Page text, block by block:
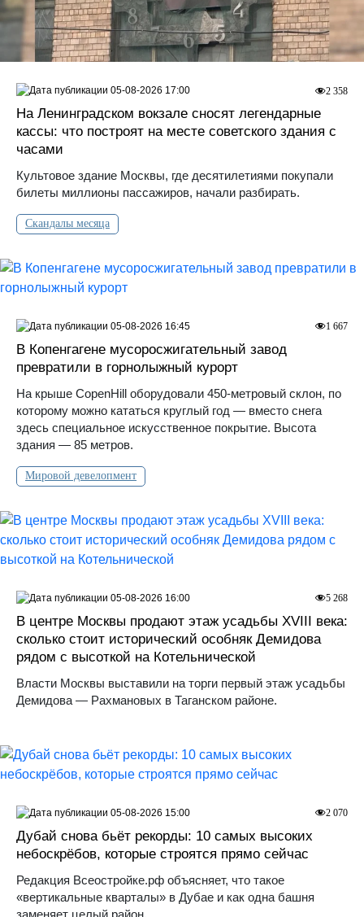
На Ленинградском вокзале сносят легендарные
кассы: что построят на месте советского здания с
часами
Культовое здание Москвы, где десятилетиями покупали
билеты миллионы пассажиров, начали разбирать.
Скандалы месяца
2 358
05-08-2026 17:00
В Копенгагене мусоросжигательный завод
превратили в горнолыжный курорт
На крыше CopenHill оборудовали 450-метровый склон, по
которому можно кататься круглый год — вместо снега
здесь специальное искусственное покрытие. Высота
здания — 85 метров.
Мировой девелопмент
1 667
05-08-2026 16:45
В центре Москвы продают этаж усадьбы XVIII века:
сколько стоит исторический особняк Демидова
рядом с высоткой на Котельнической
Власти Москвы выставили на торги первый этаж усадьбы
Демидова — Рахмановых в Таганском районе.
5 268
05-08-2026 16:00
Дубай снова бьёт рекорды: 10 самых высоких
небоскрёбов, которые строятся прямо сейчас
Редакция Всеостройке.рф объясняет, что такое
«вертикальные кварталы» в Дубае и как одна башня
заменяет целый район.
2 070
05-08-2026 15:00